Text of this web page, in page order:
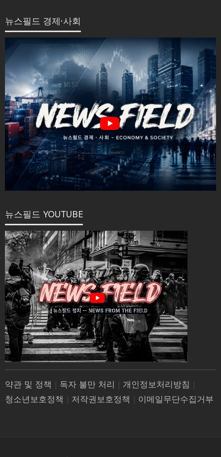
뉴스필드 경제·사회
뉴스필드 YOUTUBE
약관 및 정책 | 독자 불만 처리 | 개인정보처리방침 |
청소년보호정책 | 저작권보호정책 | 이메일무단수집거부